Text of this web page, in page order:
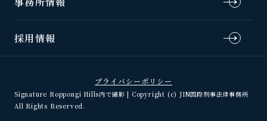
採用情報
プライバシーポリシー
Signature Roppongi Hills内で撮影 | Copyright (c) JIN国際刑事法律事務所
All Rights Reserved.